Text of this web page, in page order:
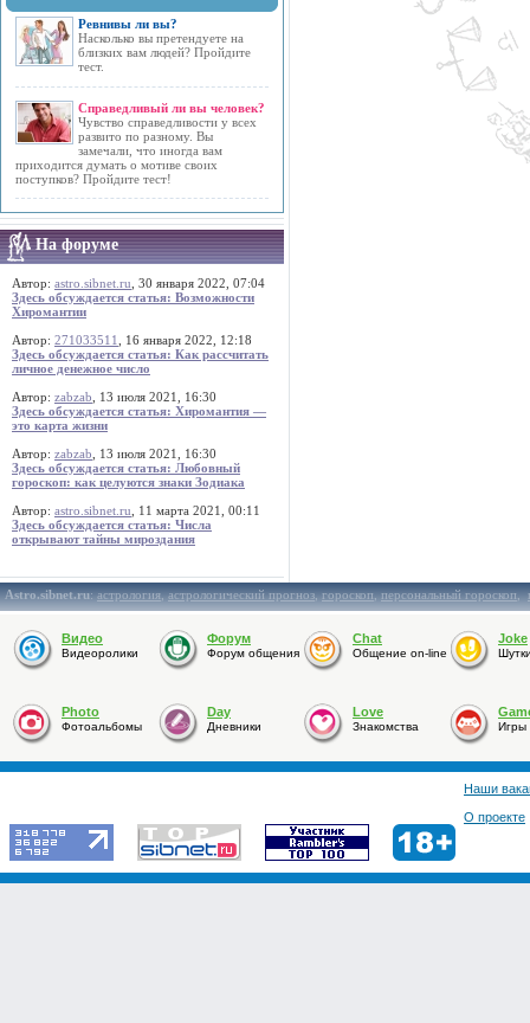
Ревнивы ли вы?
Насколько вы претендуете на
близких вам людей? Пройдите
тест.
Справедливый ли вы человек?
Чувство справедливости у всех
развито по разному. Вы
замечали, что иногда вам
приходится думать о мотиве своих
поступков? Пройдите тест!
На форуме
Автор: astro.sibnet.ru , 30 января 2022, 07:04
Здесь обсуждается статья: Возможности
Хиромантии
Автор: 271033511
, 16 января 2022, 12:18
Здесь обсуждается статья: Как рассчитать
личное денежное число
Автор: zabzab , 13 июля 2021, 16:30
Здесь обсуждается статья: Хиромантия —
это карта жизни
Автор: zabzab , 13 июля 2021, 16:30
Здесь обсуждается статья: Любовный
гороскоп: как целуются знаки Зодиака
Автор: astro.sibnet.ru , 11 марта 2021, 00:11
Здесь обсуждается статья: Числа
открывают тайны мироздания
Astro.sibnet.ru:астрология,астрологический прогноз,гороскоп,персональный гороскоп,
Видео
Видеоролики
Форум
Форум общения
Chat
Общение on-line
Joke
Photo
Фотоальбомы
Day
Дневники
Love
Знакомства Игры
Наши
О проекте